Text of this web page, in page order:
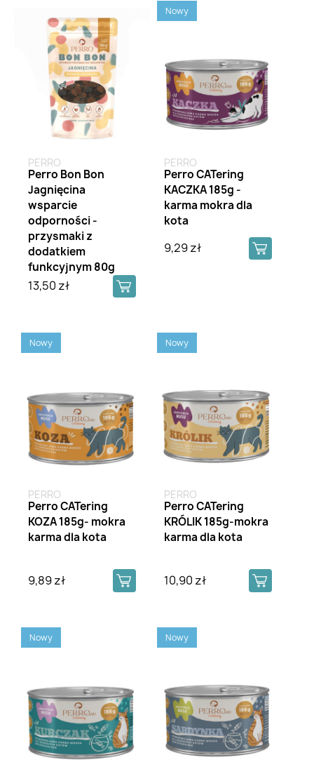
PERRO
Perro Bon Bon
Jagnięcina
wsparcie
odporności -
przysmaki z
dodatkiem
funkcyjnym 80g
13,50 zł
Nowy
PERRO
Perro CATering
KACZKA 185g -
karma mokra dla
kota
9,29 zł
Nowy
PERRO
Perro CATering
KOZA 185g- mokra
karma dla kota
9,89 zł
Nowy
PERRO
Perro CATering
KRÓLIK 185g-mokra
karma dla kota
10,90 zł
Nowy Nowy